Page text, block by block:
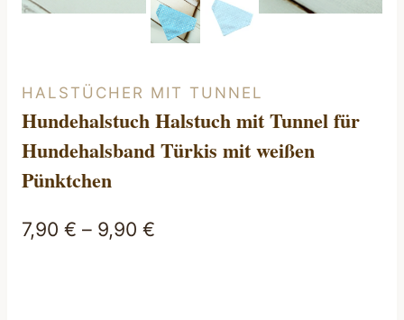
HALSTÜCHER MIT TUNNEL
Hundehalstuch Halstuch mit Tunnel für
Hundehalsband Türkis mit weißen
Pünktchen
7,90 € – 9,90 €